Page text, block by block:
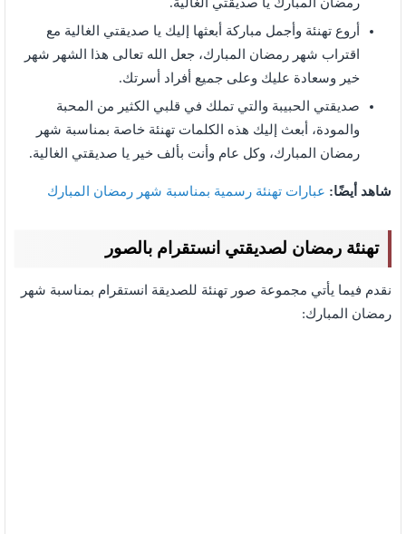
أروع تهنئة وأجمل مباركة أبعثها إليك يا صديقتي الغالية مع
اقتراب شهر رمضان المبارك، جعل الله تعالى هذا الشهر شهر
خير وسعادة عليك وعلى جميع أفراد أسرتك.
صديقتي الحبيبة والتي تملك في قلبي الكثير من المحبة
والمودة، أبعث إليك هذه الكلمات تهنئة خاصة بمناسبة شهر
رمضان المبارك، وكل عام وأنت بألف خير يا صديقتي الغالية.
شاهد أيضًا: عبارات تهنئة رسمية بمناسبة شهر رمضان المبارك
تهنئة رمضان لصديقتي انستقرام بالصور
نقدم فيما يأتي مجموعة صور تهنئة للصديقة انستقرام بمناسبة شهر
رمضان المبارك: